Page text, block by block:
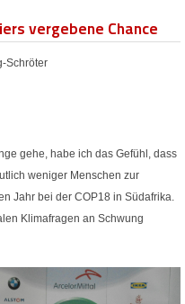
vergebene Chance
Schröter
gehe, habe ich das Gefühl, dass
weniger Menschen zur
Jahr bei der COP18 in Südafrika.
Klimafragen an Schwung